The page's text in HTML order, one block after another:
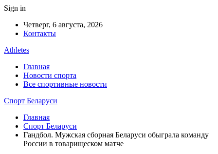
Sign in
Четверг, 6 августа, 2026
Контакты
Athletes
Главная
Новости спорта
Все спортивные новости
Спорт Беларуси
Главная
Спорт Беларуси
Гандбол. Мужская сборная Беларуси обыграла команду
России в товарищеском матче